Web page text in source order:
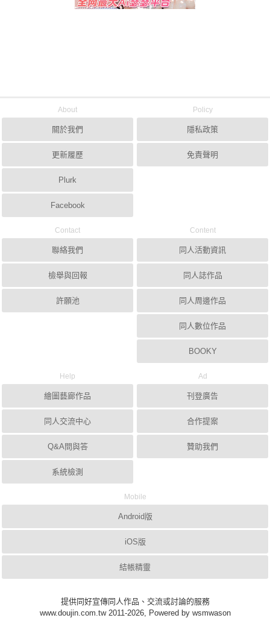
About
關於我們
更新履歷
Plurk
Facebook
Policy
隱私政策
免責聲明
Contact
聯絡我們
檢舉與回報
許願池
Content
同人活動資訊
同人誌作品
同人周邊作品
同人數位作品
BOOKY
Help
繪圖藝廊作品
同人交流中心
Q&A問與答
系統檢測
Ad
刊登廣告
合作提案
贊助我們
Mobile
Android版
iOS版
結帳精靈
提供同好宣傳同人作品、交流或討論的服務
www.doujin.com.tw 2011-2026, Powered by wsmwason